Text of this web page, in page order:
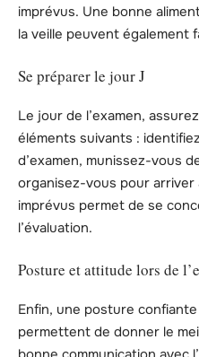
imprévus. Une bonne
la veille peuvent également
Se préparer le jour J
Le jour de l’examen,
éléments suivants :
d’examen, munissez-vous
organisez-vous pour arriver
imprévus permet de se
l’évaluation.
Posture et attitude lors de
Enfin, une posture
permettent de donner le